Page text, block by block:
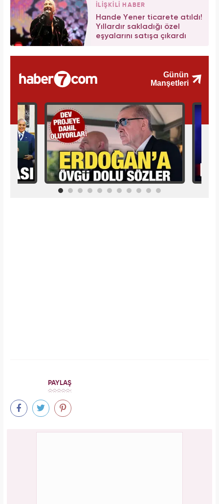
İLİŞKİLİ HABER
Hande Yener ticarete atıldı!
Yıllardır sakladığı özel
eşyalarını satışa çıkardı